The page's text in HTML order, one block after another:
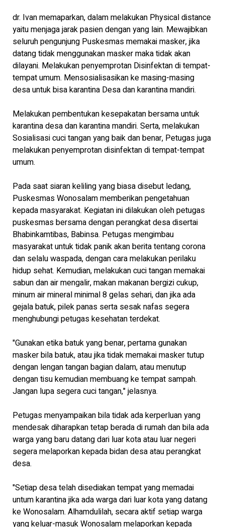
dr. Ivan memaparkan, dalam melakukan Physical distance
yaitu menjaga jarak pasien dengan yang lain. Mewajibkan
seluruh pengunjung Puskesmas memakai masker, jika
datang tidak menggunakan masker maka tidak akan
dilayani. Melakukan penyemprotan Disinfektan di tempat-
tempat umum. Mensosialisasikan ke masing-masing
desa untuk bisa karantina Desa dan karantina mandiri.
Melakukan pembentukan kesepakatan bersama untuk
karantina desa dan karantina mandiri. Serta, melakukan
Sosialisasi cuci tangan yang baik dan benar, Petugas juga
melakukan penyemprotan disinfektan di tempat-tempat
umum.
Pada saat siaran keliling yang biasa disebut ledang,
Puskesmas Wonosalam memberikan pengetahuan
kepada masyarakat. Kegiatan ini dilakukan oleh petugas
puskesmas bersama dengan perangkat desa disertai
Bhabinkamtibas, Babinsa. Petugas mengimbau
masyarakat untuk tidak panik akan berita tentang corona
dan selalu waspada, dengan cara melakukan perilaku
hidup sehat. Kemudian, melakukan cuci tangan memakai
sabun dan air mengalir, makan makanan bergizi cukup,
minum air mineral minimal 8 gelas sehari, dan jika ada
gejala batuk, pilek panas serta sesak nafas segera
menghubungi petugas kesehatan terdekat.
"Gunakan etika batuk yang benar, pertama gunakan
masker bila batuk, atau jika tidak memakai masker tutup
dengan lengan tangan bagian dalam, atau menutup
dengan tisu kemudian membuang ke tempat sampah.
Jangan lupa segera cuci tangan," jelasnya.
Petugas menyampaikan bila tidak ada kerperluan yang
mendesak diharapkan tetap berada di rumah dan bila ada
warga yang baru datang dari luar kota atau luar negeri
segera melaporkan kepada bidan desa atau perangkat
desa.
"Setiap desa telah disediakan tempat yang memadai
untum karantina jika ada warga dari luar kota yang datang
ke Wonosalam. Alhamdulilah, secara aktif setiap warga
yang keluar-masuk Wonosalam melaporkan kepada